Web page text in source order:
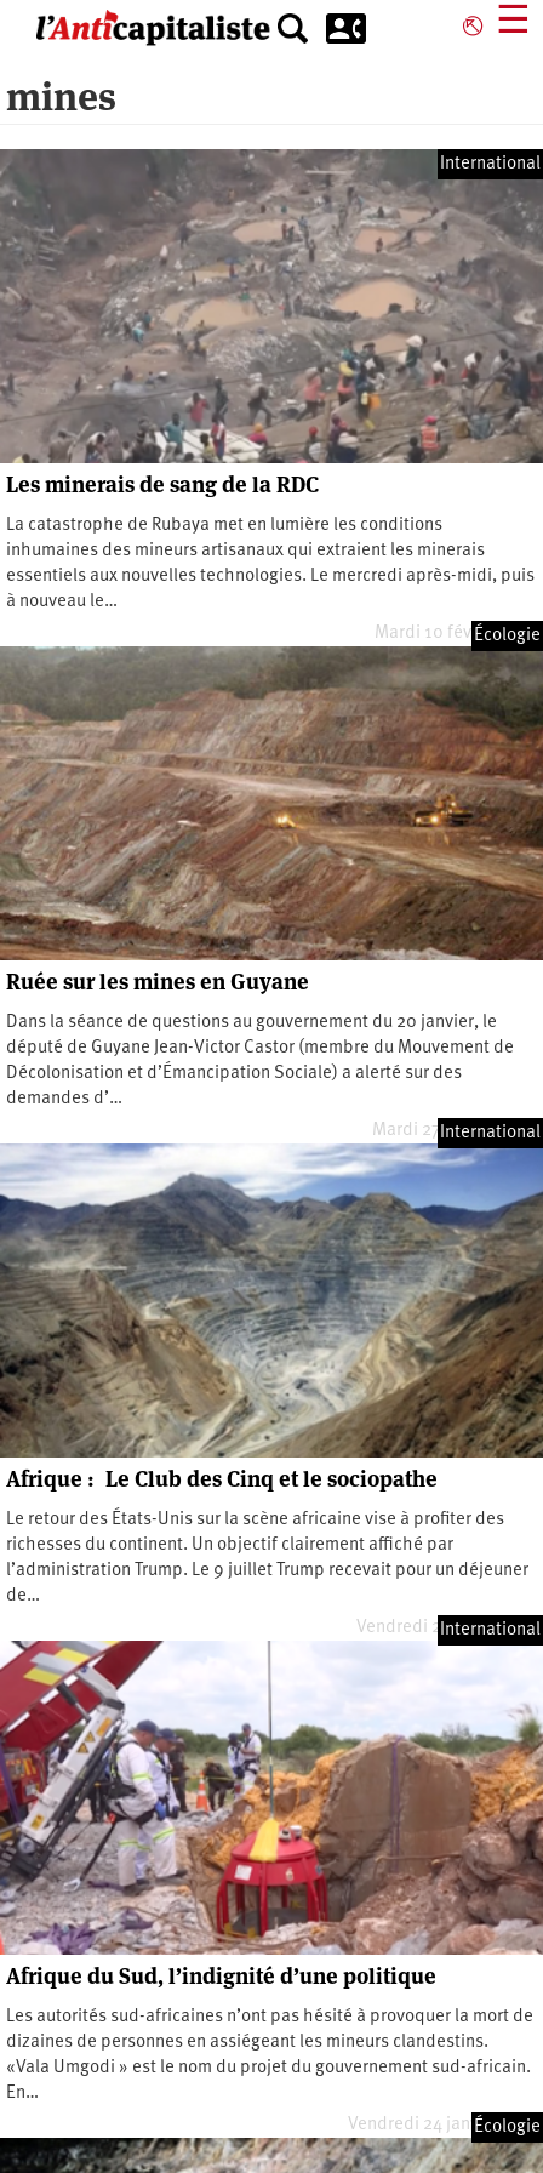
principal
⎋ ☰
mines
International
Les minerais de sang de la RDC
La catastrophe de Rubaya met en lumière les conditions
inhumaines des mineurs artisanaux qui extraient les minerais
essentiels aux nouvelles technologies. Le mercredi après-midi, puis
à nouveau le…
Mardi 10 février 2026
Écologie
Ruée sur les mines en Guyane
Dans la séance de questions au gouvernement du 20 janvier, le
député de Guyane Jean-Victor Castor (membre du Mouvement de
Décolonisation et d’Émancipation Sociale) a alerté sur des
demandes d’…
Mardi 27 janvier 2026
International
Afrique : Le Club des Cinq et le sociopathe
Le retour des États-Unis sur la scène africaine vise à profiter des
richesses du continent. Un objectif clairement affiché par
l’administration Trump. Le 9 juillet Trump recevait pour un déjeuner
de…
Vendredi 25 juillet 2025
International
Afrique du Sud, l’indignité d’une politique
Les autorités sud-africaines n’ont pas hésité à provoquer la mort de
dizaines de personnes en assiégeant les mineurs clandestins.
«Vala Umgodi » est le nom du projet du gouvernement sud-africain.
En…
Vendredi 24 janvier 2025
Écologie